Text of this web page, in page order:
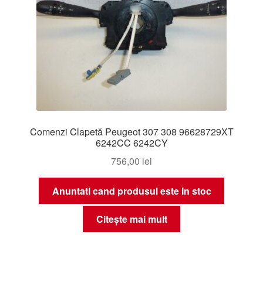
Comenzi Clapetă Peugeot 307 308 96628729XT
6242CC 6242CY
756,00 lei
Anuntati cand produsul este in stoc
Citește mai mult